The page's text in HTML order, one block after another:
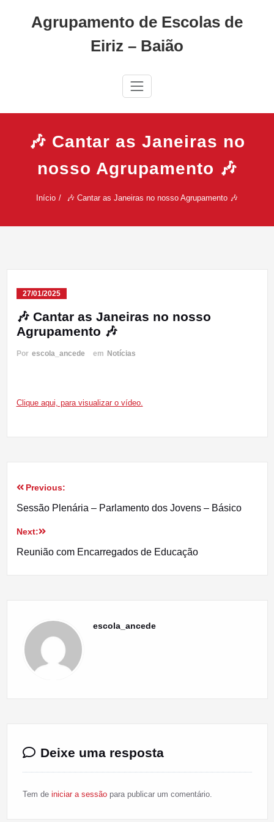
Agrupamento de Escolas de
Eiriz – Baião
🎶 Cantar as Janeiras no
nosso Agrupamento 🎶
Início 🎶 Cantar as Janeiras no nosso Agrupamento 🎶
27/01/2025
🎶 Cantar as Janeiras no nosso
Agrupamento 🎶
Por escola_ancede em Notícias
Clique aqui, para visualizar o vídeo.
Navegação
artigos
Previous:
Sessão Plenária – Parlamento dos Jovens – Básico
Next:
Reunião com Encarregados de Educação
escola_ancede
Deixe uma resposta
Tem de iniciar a sessãopara publicar um comentário.